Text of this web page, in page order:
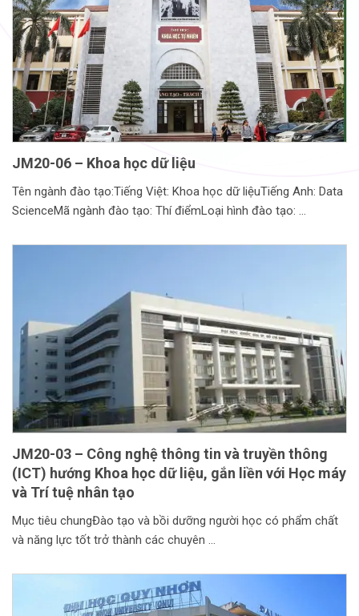
JM20-06 – Khoa học dữ liệu
Tên ngành đào tạo:Tiếng Việt: Khoa học dữ liệuTiếng Anh: Data
ScienceMã ngành đào tạo: Thí điểmLoại hình đào tạo:
JM20-03 – Công nghệ thông tin và truyền thông
(ICT) hướng Khoa học dữ liệu, gắn liền với Học máy
và Trí tuệ nhân tạo
Mục tiêu chungĐào tạo và bồi dưỡng người học có phẩm chất
và năng lực tốt trở thành các chuyên